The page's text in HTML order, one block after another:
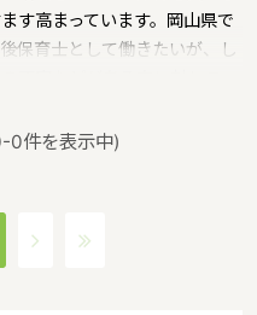
す高まっています。岡山県で
保育士として働きたいが、し
は1910139人（2017/5/1現
円（2017年10月賃貸住宅 D-
0件を表示中)